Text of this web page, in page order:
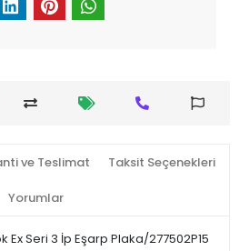
ve Teslimat Taksit Seçenekleri
Yorumlar
Ex Seri 3 İp Eşarp Plaka/277502P15